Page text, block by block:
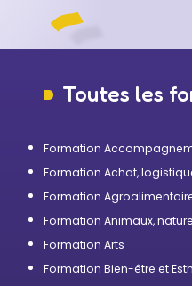
Toutes les
Formation
Formation Achat,
Formation
Formation Animaux, nature
Formation Arts
Formation Bien-être et